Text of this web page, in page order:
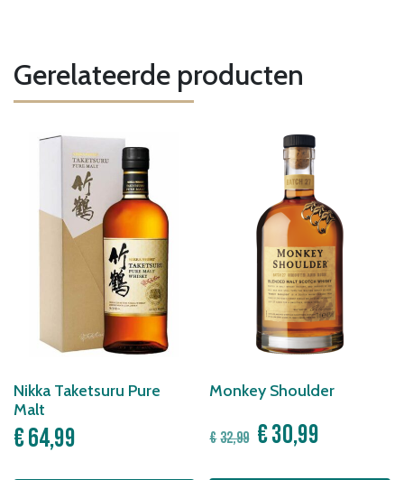
Gerelateerde producten
Nikka Taketsuru Pure
Malt
€64,99
Monkey Shoulder
€32,99 Oorspronkelijke
€30,99